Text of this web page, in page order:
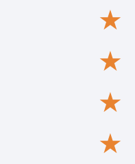
★
★
★
★